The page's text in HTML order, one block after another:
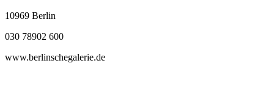
10969 Berlin
030 78902 600
www.berlinschegalerie.de